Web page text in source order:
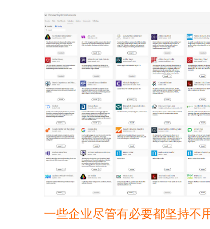
一些企业尽管有必要都坚持不